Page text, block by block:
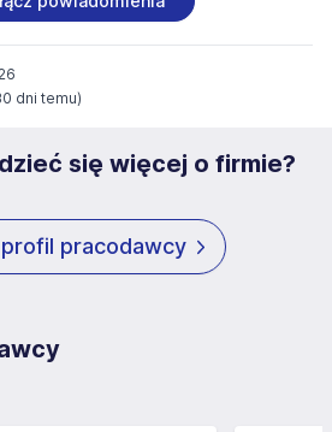
klauzula-informacyjna.html
przyszłych rekrutacji przez okres
dobrowolna i może być w każdym
dni temu)
się więcej o firmie?
pracodawcy